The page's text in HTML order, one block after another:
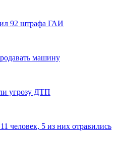
92 штрафа ГАИ
машину
угрозу ДТП
человек, 5 из них отравились